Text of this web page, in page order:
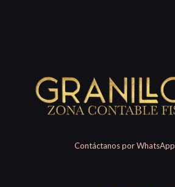
Contáctanos por WhatsApp